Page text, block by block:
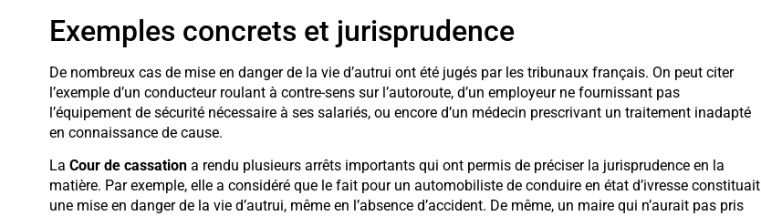
Exemples concrets et jurisprudence
De nombreux cas de mise en danger de la vie d’autrui ont été jugés par les tribunaux français. On peut citer
l’exemple d’un conducteur roulant à contre-sens sur l’autoroute, d’un employeur ne fournissant pas
l’équipement de sécurité nécessaire à ses salariés, ou encore d’un médecin prescrivant un traitement inadapté
en connaissance de cause.
La Cour de cassationa rendu plusieurs arrêts importants qui ont permis de préciser la jurisprudence en la
matière. Par exemple, elle a considéré que le fait pour un automobiliste de conduire en état d’ivresse constituait
une mise en danger de la vie d’autrui, même en l’absence d’accident. De même, un maire qui n’aurait pas pris